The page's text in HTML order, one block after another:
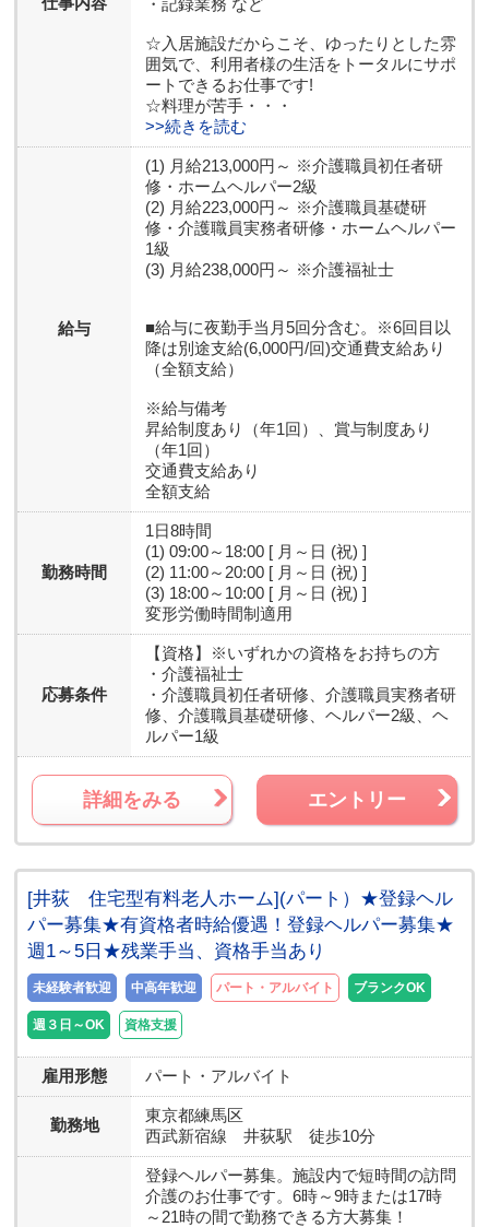
☆入居施設だからこそ、ゆったりとした雰
囲気で、利用者様の生活をトータルにサポ
ートできるお仕事です!
☆料理が苦手・・・
>>続きを読む
給与
(1) 月給213,000円～ ※介護職員初任者研
修・ホームヘルパー2級
(2) 月給223,000円～ ※介護職員基礎研
修・介護職員実務者研修・ホームヘルパー
1級
(3) 月給238,000円～ ※介護福祉士
■給与に夜勤手当月5回分含む。※6回目以
降は別途支給(6,000円/回)交通費支給あり
（全額支給）
※給与備考
昇給制度あり（年1回）、賞与制度あり
（年1回）
交通費支給あり
全額支給
勤務時間
1日8時間
(1) 09:00～18:00 [ 月～日 (祝) ]
(2) 11:00～20:00 [ 月～日 (祝) ]
(3) 18:00～10:00 [ 月～日 (祝) ]
変形労働時間制適用
応募条件
【資格】
※いずれかの資格をお持ちの方
・介護福祉士
・介護職員初任者研修、介護職員実務者研
修、介護職員基礎研修、ヘルパー2級、ヘ
ルパー1級
詳細をみる エントリー
[井荻 住宅型有料老人ホーム](パート）★登録ヘル
パー募集★有資格者時給優遇！登録ヘルパー募集★
週1～5日★残業手当、資格手当あり
未経験者歓迎 中高年歓迎 パート・アルバイト ブランクOK
週３日～OK 資格支援
雇用形態 パート・アルバイト
勤務地
東京都練馬区
西武新宿線 井荻駅 徒歩10分
登録ヘルパー募集。施設内で短時間の訪問
介護のお仕事です。6時～9時または17時
～21時の間で勤務できる方大募集！